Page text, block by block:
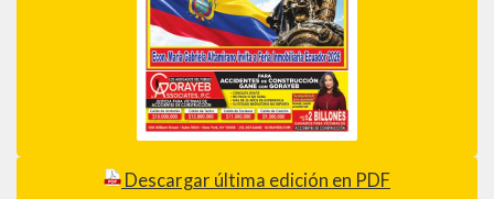
Descargar última edición en PDF